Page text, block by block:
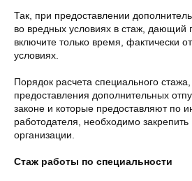
Так, при предоставлении
во вредных условиях в стаж, дающий
включите только время, фактически
условиях.
Порядок расчета специального
предоставления дополнительных
законе и которые предоставляют по
работодателя, необходимо закрепить
организации.
Стаж работы по специальности